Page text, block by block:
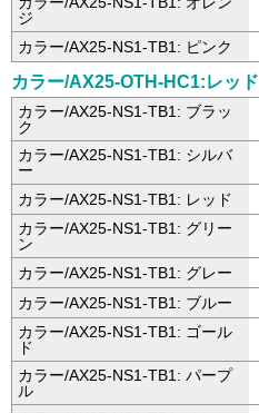
ジ
カラー/AX25-NS1-TB1: ピンク
カラー/AX25-OTH-HC1:レッド
カラー/AX25-NS1-TB1: ブラッ
ク
カラー/AX25-NS1-TB1: シルバ
ー
カラー/AX25-NS1-TB1: レッド
カラー/AX25-NS1-TB1: グリー
ン
カラー/AX25-NS1-TB1: グレー
カラー/AX25-NS1-TB1: ブルー
カラー/AX25-NS1-TB1: ゴール
ド
カラー/AX25-NS1-TB1: パープ
ル